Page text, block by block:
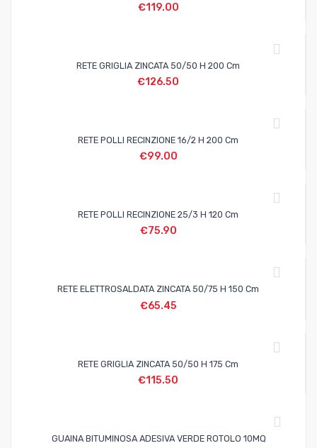
€119.00
RETE GRIGLIA ZINCATA 50/50 H 200 Cm
€126.50
RETE POLLI RECINZIONE 16/2 H 200 Cm
€99.00
RETE POLLI RECINZIONE 25/3 H 120 Cm
€75.90
RETE ELETTROSALDATA ZINCATA 50/75 H 150 Cm
€65.45
RETE GRIGLIA ZINCATA 50/50 H 175 Cm
€115.50
GUAINA BITUMINOSA ADESIVA VERDE ROTOLO 10MQ